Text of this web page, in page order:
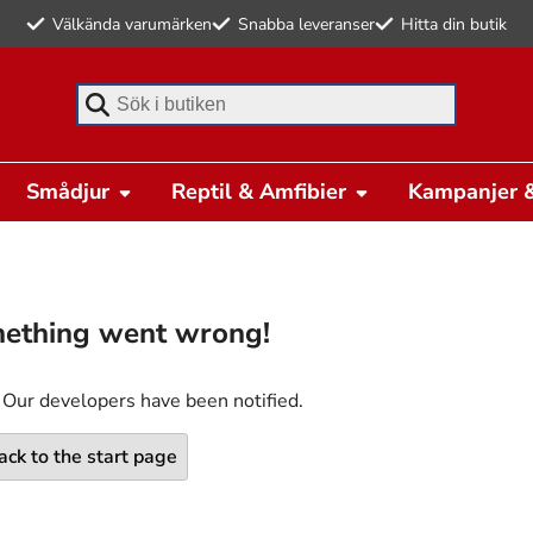
Välkända varumärken Snabba leveranser Hitta din butik
Börja skriva för att söka
Smådjur Reptil & Amfibier Kampanjer
went wrong!
developers have been notified.
to the start page